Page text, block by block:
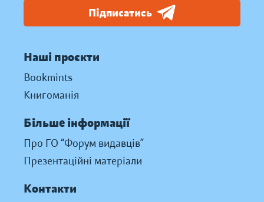
Підписатись
Наші проєкти
Bookmints
Книгоманія
Більше інформації
Про ГО “Форум видавців”
Презентаційні матеріали
Контакти